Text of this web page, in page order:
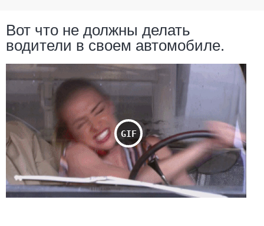
Вот что не должны делать
водители в своем автомобиле.